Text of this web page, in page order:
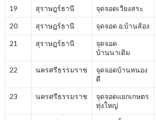
19 สุราษฎร์ธานี จุดจอดเวียงสระ
20 สุราษฎร์ธานี จุดจอด อ.บ้านส้อง
21 สุราษฎร์ธานี
จุดจอด
บ้านนาเดิม
22 นครศรีธรรมราช
จุดจอดบ้านหนอง
ดี
23 นครศรีธรรมราช
จุดจอดแยกเกษตร
ทุ่งใหญ่